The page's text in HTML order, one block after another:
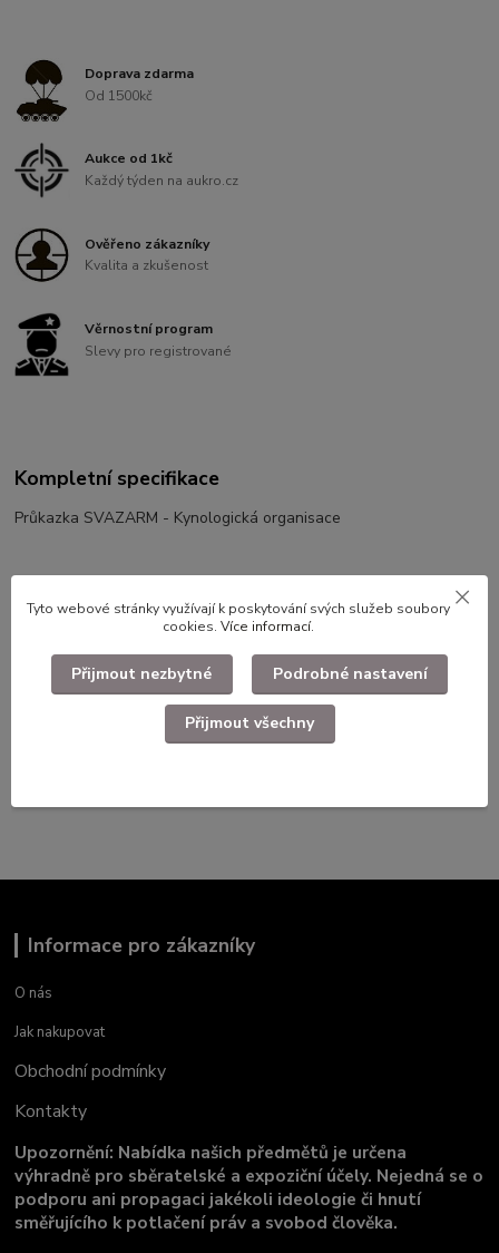
Doprava zdarma
Od 1500kč
Aukce od 1kč
Každý týden na aukro.cz
Ověřeno zákazníky
Kvalita a zkušenost
Věrnostní program
Slevy pro registrované
Kompletní specifikace
Průkazka SVAZARM - Kynologická organisace
Použité dlouhodobě skladované zboží.
Zboží zařazeno v kategoriích
Informace pro zákazníky
O nás
Jak nakupovat
Obchodní podmínky
Kontakty
Upozornění: Nabídka našich předmětů je určena
výhradně pro sběratelské a expoziční účely. Nejedná se o
podporu ani propagaci jakékoli ideologie či hnutí
směřujícího k potlačení práv a svobod člověka.
Tyto webové stránky využívají k poskytování svých služeb soubory
cookies. Více informací.
Přijmout nezbytné Podrobné nastavení
Přijmout všechny